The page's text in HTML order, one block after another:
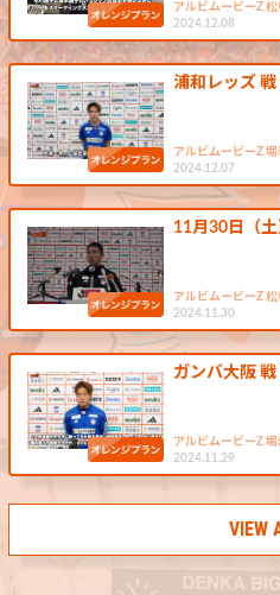
アルビムービーZ
2024.12.08
浦和レッズ
アルビムービーZ
2024.12.07
11月30日（
アルビムービーZ
2024.11.30
ガンバ大阪
アルビムービーZ
2024.11.29
VIEW